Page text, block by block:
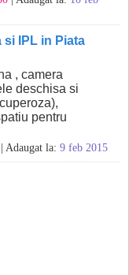
IPL in Piata
, camera
deschisa si
pentru
| Adaugat la: 9 feb 2015